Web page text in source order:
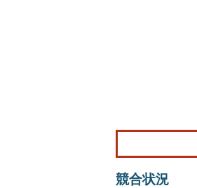
画像 © Mordor
競合状況